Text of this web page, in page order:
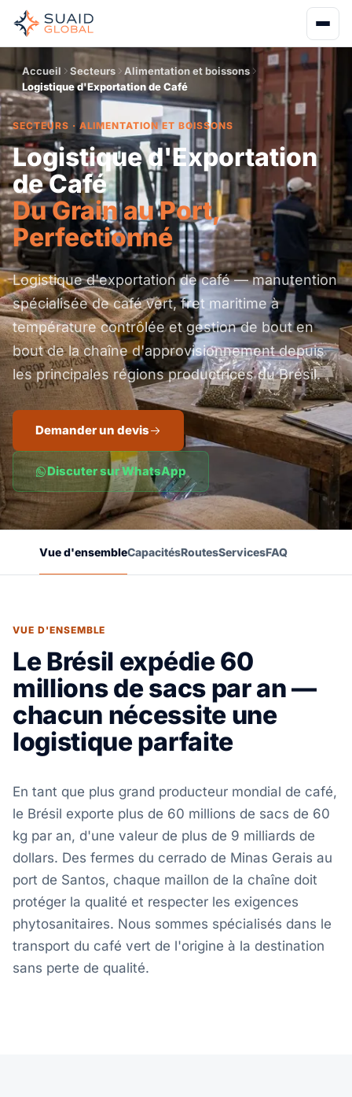
Accueil Secteurs
Alimentation et boissons
Logistique d'Exportation de Café
SECTEURS · ALIMENTATION ET BOISSONS
Logistique d'Exportation
de Café
Du Grain au Port,
Perfectionné
Logistique d'exportation de café — manutention
spécialisée de café vert, fret maritime à
température contrôlée et gestion de bout en
bout de la chaîne d'approvisionnement depuis
les principales régions productrices du Brésil.
Demander un devis
Discuter sur WhatsApp
Vue d'ensembleCapacitésRoutesServicesFAQ
VUE D'ENSEMBLE
Le Brésil expédie 60
millions de sacs par an —
chacun nécessite une
logistique parfaite
En tant que plus grand producteur mondial de café,
le Brésil exporte plus de 60 millions de sacs de 60
kg par an, d'une valeur de plus de 9 milliards de
dollars. Des fermes du cerrado de Minas Gerais au
port de Santos, chaque maillon de la chaîne doit
protéger la qualité et respecter les exigences
phytosanitaires. Nous sommes spécialisés dans le
transport du café vert de l'origine à la destination
sans perte de qualité.